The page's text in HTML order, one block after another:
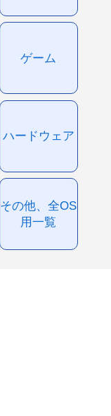
ゲーム
ハードウェア
その他、全OS
用一覧